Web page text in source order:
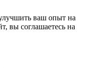
ваш опыт на
вы соглашаетесь на